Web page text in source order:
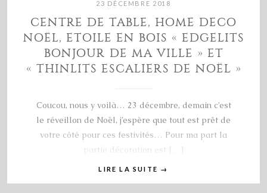
23 DÉCEMBRE 2018
CENTRE DE TABLE, HOME DECO
NOËL, ETOILE EN BOIS « EDGELITS
BONJOUR DE MA VILLE » ET
« THINLITS ESCALIERS DE NOËL »
Coucou, nous y voilà… 23 décembre, demain c’est
le réveillon de Noël, j’espère que tout est prêt de
votre côté pour ces festivités… Pour ma part la
partie décoration est […]
LIRE LA SUITE →